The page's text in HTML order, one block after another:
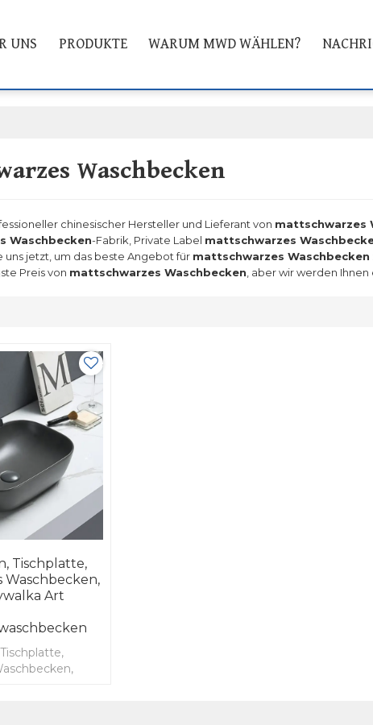
UNS PRODUKTE WARUM MWD WÄHLEN?
Waschbecken
chinesischer Hersteller und Lieferant von mattschwarzes
Waschbecken-Fabrik, Private Label mattschwarzes
uns jetzt, um das beste Angebot für mattschwarzes Waschbecken
Preis von mattschwarzes Waschbecken , aber wir werden
Tischplatte,
Waschbecken,
Art